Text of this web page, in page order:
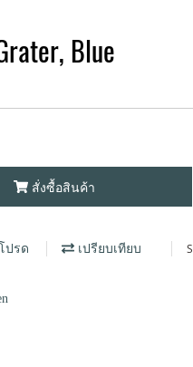
Blue
สั่งซื้อสินค้า
ปรด เปรียบเทียบ